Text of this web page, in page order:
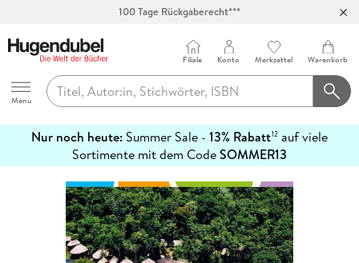
100 Tage Rückgaberecht***
Hugendubel
Menu
Filiale Konto Merkzettel Warenkorb
Nur noch heute: Summer Sale - 13% Rabatt12 auf viele
Sortimente mit dem CodeSOMMER13
erfahren